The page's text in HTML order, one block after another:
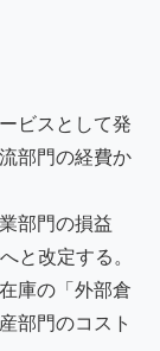
ビスとして発
部門の経費か
部門の損益
と改定する。
庫の「外部倉
部門のコスト